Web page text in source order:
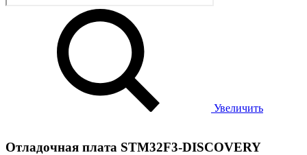
Увеличить
Отладочная плата STM32F3-DISCOVERY